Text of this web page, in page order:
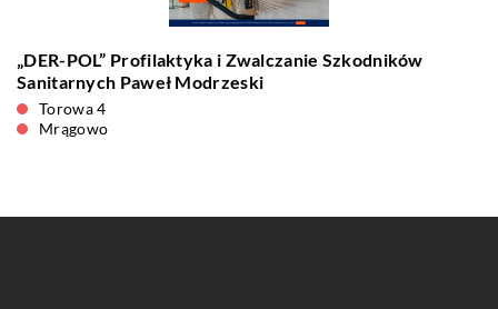
„DER-POL” Profilaktyka i Zwalczanie Szkodników
Sanitarnych Paweł Modrzeski
Torowa 4
Mrągowo